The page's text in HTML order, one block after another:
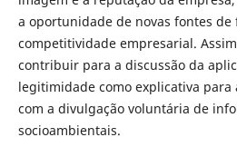
a oportunidade de novas fontes de
competitividade empresarial.
contribuir para a discussão da
legitimidade como explicativa para
com a divulgação voluntária de
socioambientais.